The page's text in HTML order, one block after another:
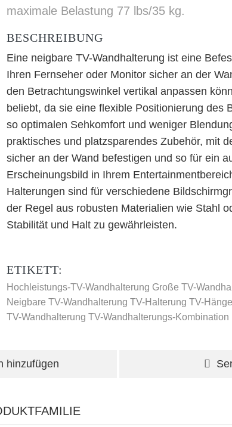
maximale Belastung 77 lbs/35 kg.
BESCHREIBUNG
Eine neigbare TV-Wandhalterung ist eine
Ihren Fernseher oder Monitor sicher an der
den Betrachtungswinkel vertikal anpassen
beliebt, da sie eine flexible Positionierung des
so optimalen Sehkomfort und weniger
praktisches und platzsparendes Zubehör, mit
sicher an der Wand befestigen und so für ein
Erscheinungsbild in Ihrem
Halterungen sind für verschiedene
der Regel aus robusten Materialien wie Stahl
Stabilität und Halt zu gewährleisten.
ETIKETT:
Hochleistungs-TV-Wandhalterung Große TV-
Neigbare TV-Wandhalterung TV-Halterung TV-
TV-Wandhalterung TV-Wandhalterungs-Kombination
hinzufügen